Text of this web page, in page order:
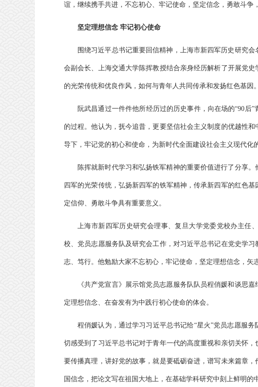
谊，继续携手共进，不忘初心、牢记使命，坚定信念，勇敢斗争
坚定理想信念 牢记初心使命
围绕习近平总书记重要回信精神，上海市新四军历史研究
会副会长、上海交通大学陈挥教授结合亲身经历解析了开展党
的光荣传统和优良作风，如何与青年人共同传承和发扬红色基因。
阮武昌通过一件件他所经历过的历史事件，向在场的“90后
的过程。他认为，抚今追昔，更要坚信社会主义制度的优越性
导下，牢记党的初心和使命，为新时代全面建设社会主义现代化
陈挥就新时代学习和弘扬铁军精神的重要价值进行了分享
四军的光荣传统，弘扬新四军的铁军精神，传承新四军的红色
定信仰、勇敢斗争具有重要意义。
上海市新四军历史研究会理事、复旦大学党委党校办主任
校、党员志愿服务队及研究会工作，对习近平总书记在党史学
志、笃行。他勉励大家不忘初心，牢记使命，坚定理想信念，矢
《共产党宣言》展示馆党员志愿服务队队员程俏媛和谈思
定理想信念、在奋发有为中践行初心使命的体会。
程俏媛认为，通过学习习近平总书记给“星火”党员志愿服
切感受到了习近平总书记对于青年一代的高度重视和亲切关怀
要传播真理，讲好党的故事，就是要砥砺奋进，谱写未来篇章
国信念，把论文写在祖国大地上，在基础学科研究中刻上鲜明的